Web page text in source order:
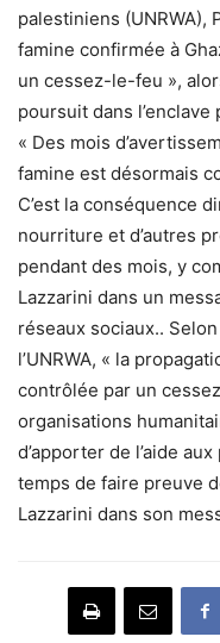
palestiniens (UNRWA),
famine confirmée à
un cessez-le-feu »,
poursuit dans
« Des mois
famine est désormais
C’est la conséquence
nourriture et d’autres
pendant des mois, y
Lazzarini dans un
réseaux sociaux..
l’UNRWA, « la
contrôlée par un
organisations
d’apporter de l’aide
temps de faire preuve
Lazzarini dans son